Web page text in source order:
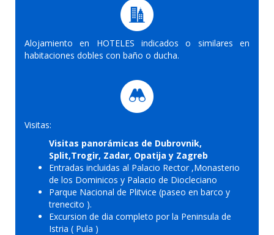
Alojamiento en HOTELES indicados o similares en
habitaciones dobles con baño o ducha.
Visitas:
Visitas panorámicas de Dubrovnik,
Split,Trogir, Zadar, Opatija y Zagreb
Entradas incluidas al Palacio Rector ,Monasterio
de los Dominicos y Palacio de Diocleciano
Parque Nacional de Plitvice (paseo en barco y
trenecito ).
Excursion de dia completo por la Peninsula de
Istria ( Pula )